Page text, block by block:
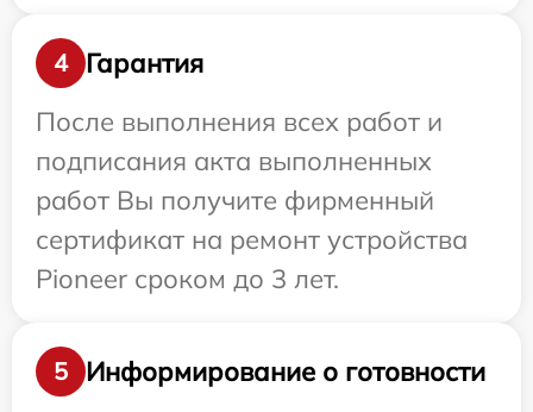
4
Гарантия
После выполнения всех работ и
подписания акта выполненных
работ Вы получите фирменный
сертификат на ремонт устройства
Pioneer сроком до 3 лет.
5
Информирование о готовности